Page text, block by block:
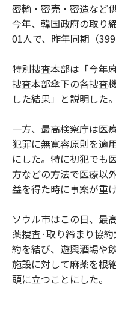
密輸・密売・密造など
今年、韓国政府の取り
01人で、昨年同期（
特別捜査本部は「今年
捜査本部傘下の各捜査
した結果」と説明した。
一方、最高検察庁は医
犯罪に無寛容原則を適
にした。特に初犯でも
方などの方法で医療以
益を得た時に事案が重
ソウル市はこの日、最
薬捜査·取り締まり協
約を結び、遊興酒場や
施設に対して麻薬を根
頭に立つことにした。